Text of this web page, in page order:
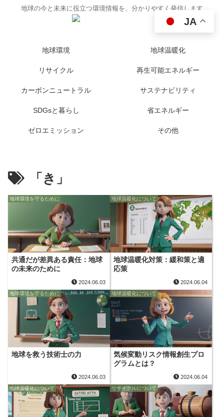
地球の今と未来に役立つ環境情報を、分かりやすく発信します
地球環境 地球温暖化
リサイクル 再生可能エネルギー
カーボンニュートラル サステナビリティ
SDGsと暮らし 省エネルギー
ゼロエミッション その他
「き」
地球環境を守るために
共通だが差異ある責任：地球
の未来のために
2024.06.03
地球温暖化について
地球温暖化対策：緩和策と適
応策
2024.06.04
地球環境を守るために
地球を救う技術士の力
2024.06.03
地球温暖化について
気候変動リスク情報創生プロ
グラムとは？
2024.06.04
地球温暖化について リサイクルについて
JA